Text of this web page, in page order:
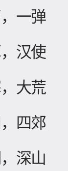
一弹
汉使
大荒
四郊
深山